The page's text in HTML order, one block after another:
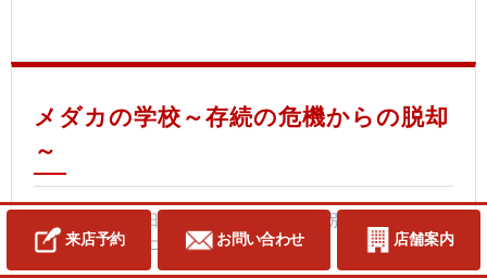
来店予約 お問い合わせ 店舗案内
メダカの学校～存続の危機からの脱却
～
2010/7/8 木曜日 16:08:23 大橋店｜ 個別ページ
ント (0)｜カテゴリ：大橋店のブログ